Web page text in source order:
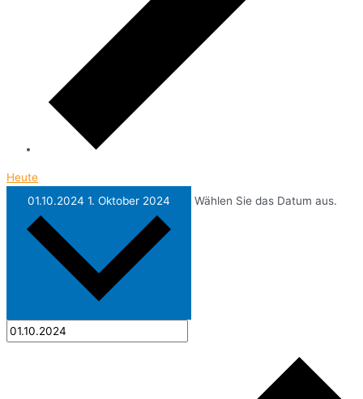
Heute
01.10.2024 1. Oktober 2024 Wählen Sie das Datum aus.